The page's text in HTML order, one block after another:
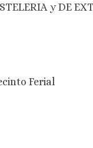
y DE
Ferial